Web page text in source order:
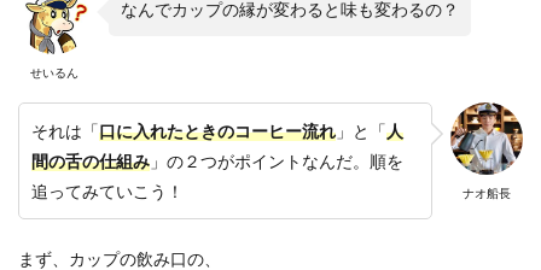
せいるん
なんでカップの縁が変わると味も変わるの？
ナオ船長
それは「口に入れたときのコーヒー流れ 」と「人
間の舌の仕組み 」の２つがポイントなんだ。順を
追ってみていこう！
まず、カップの飲み口の、